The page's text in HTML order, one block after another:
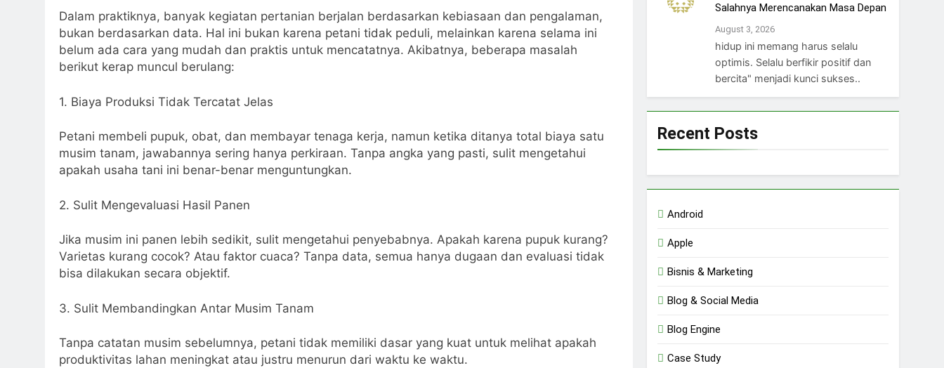
Dalam praktiknya, banyak kegiatan pertanian berjalan berdasarkan kebiasaan dan pengalaman,
bukan berdasarkan data. Hal ini bukan karena petani tidak peduli, melainkan karena selama ini
belum ada cara yang mudah dan praktis untuk mencatatnya. Akibatnya, beberapa masalah
berikut kerap muncul berulang:
1. Biaya Produksi Tidak Tercatat Jelas
Petani membeli pupuk, obat, dan membayar tenaga kerja, namun ketika ditanya total biaya satu
musim tanam, jawabannya sering hanya perkiraan. Tanpa angka yang pasti, sulit mengetahui
apakah usaha tani ini benar-benar menguntungkan.
2. Sulit Mengevaluasi Hasil Panen
Jika musim ini panen lebih sedikit, sulit mengetahui penyebabnya. Apakah karena pupuk kurang?
Varietas kurang cocok? Atau faktor cuaca? Tanpa data, semua hanya dugaan dan evaluasi tidak
bisa dilakukan secara objektif.
3. Sulit Membandingkan Antar Musim Tanam
Tanpa catatan musim sebelumnya, petani tidak memiliki dasar yang kuat untuk melihat apakah
produktivitas lahan meningkat atau justru menurun dari waktu ke waktu.
Salahnya Merencanakan Masa Depan
August 3, 2026
hidup ini memang harus selalu
optimis. Selalu berfikir positif dan
bercita" menjadi kunci sukses..
Recent Posts
Android
Apple
Bisnis & Marketing
Blog & Social Media
Blog Engine
Case Study